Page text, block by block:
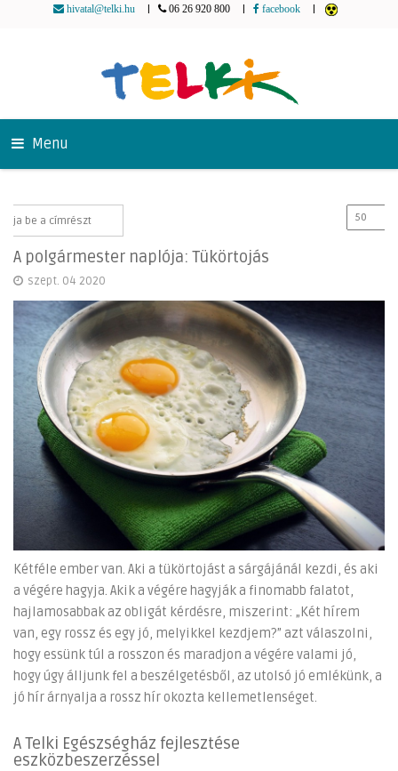
hivatal@telki.hu 06 26 920 800 facebook
Menu
A polgármester naplója: Tükörtojás
szept. 04 2020
Kétféle ember van. Aki a tükörtojást a sárgájánál kezdi, és aki
a végére hagyja. Akik a végére hagyják a finomabb falatot,
hajlamosabbak az obligát kérdésre, miszerint: „Két hírem
van, egy rossz és egy jó, melyikkel kezdjem?” azt válaszolni,
hogy essünk túl a rosszon és maradjon a végére valami jó,
hogy úgy álljunk fel a beszélgetésből, az utolsó jó emlékünk, a
jó hír árnyalja a rossz hír okozta kellemetlenséget.
A Telki Egészségház fejlesztése
eszközbeszerzéssel